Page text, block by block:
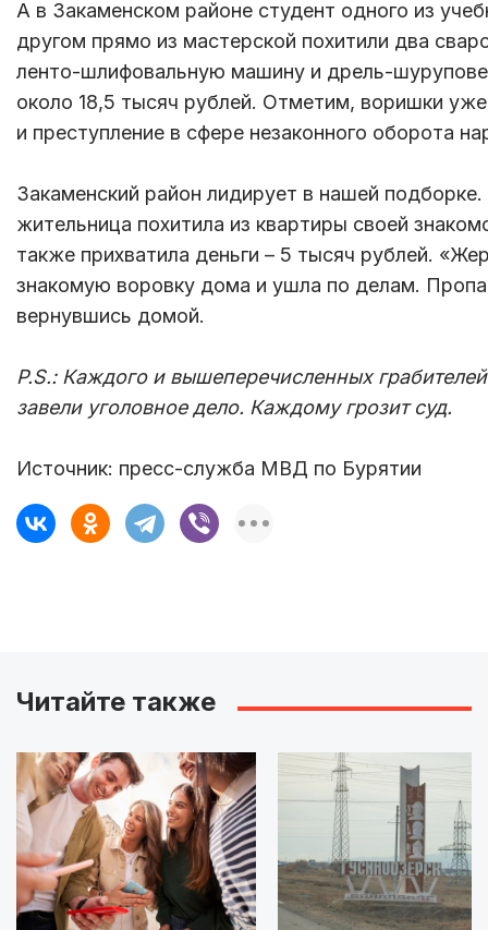
А в Закаменском районе студент одного из
другом прямо из мастерской похитили два
ленто-шлифовальную машину и дрель-
около 18,5 тысяч рублей. Отметим, воришки
и преступление в сфере незаконного оборота
Закаменский район лидирует в нашей
жительница похитила из квартиры своей
также прихватила деньги – 5 тысяч рублей.
знакомую воровку дома и ушла по делам.
вернувшись домой.
P.S.: Каждого и вышеперечисленных
завели уголовное дело. Каждому грозит суд.
Источник: пресс-служба МВД по Бурятии
Читайте также